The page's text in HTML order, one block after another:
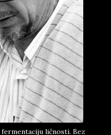
ličnosti. Bez